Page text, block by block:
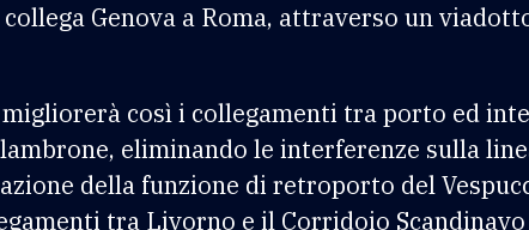
Genova a Roma, attraverso un
così i collegamenti tra porto ed
eliminando le interferenze sulla
della funzione di retroporto del
tra Livorno e il Corridoio